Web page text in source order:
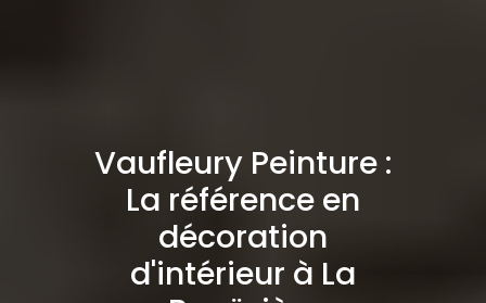
Vaufleury Peinture :
La référence en
décoration
d'intérieur à La